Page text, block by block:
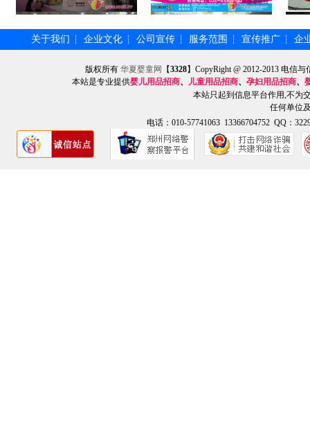
关于我们 ┆ 企业文化 ┆ 公司宣传 ┆ 服务范围 ┆ 宣传推广 ┆ 企
版权所有华夏婴童网 【3328】CopyRight @ 2012-2013 电信
本站是专业提供婴儿用品招商、 儿童用品招商、 孕妇用品招商、
本站只起到信息平台作用,不为
任何单位
电话：010-57741063 13366704752 QQ：